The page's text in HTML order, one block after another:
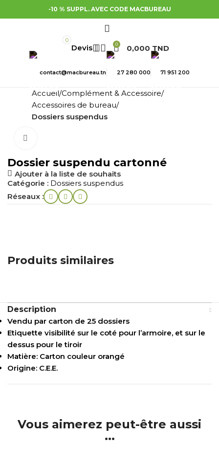
-10 % SUPPL. AVEC CODE MACBUREAU
0
0 0,000 TND
contact@macbureau.tn 27 280 000 71 951 200
Accueil Complément & Accessoire
Accessoires de bureau
Dossiers suspendus
Dossier suspendu cartonné
Ajouter à la liste de souhaits
Catégorie : Dossiers suspendus
Réseaux :
Produits similaires
Description
Vendu par carton de 25 dossiers
Etiquette visibilité sur le coté pour l’armoire, et sur le
dessus pour le tiroir
Matière: Carton couleur orangé
Origine: C.E.E.
Vous aimerez peut-être aussi
...